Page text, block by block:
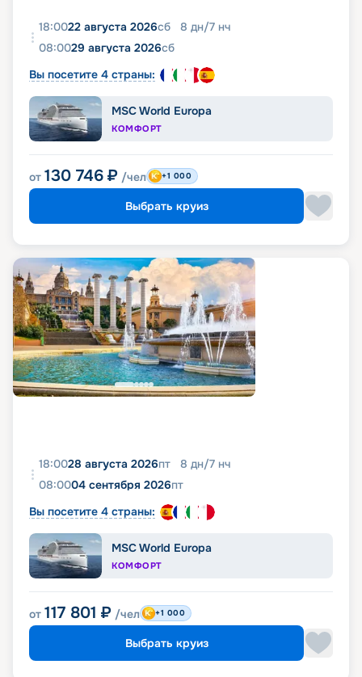
18:0022 августа 2026сб 8 дн/7 нч
08:0029 августа 2026сб
Вы посетите 4 страны:
MSC World Europa
КОМФОРТ
от 130 746 ₽ /чел +1 000
Выбрать круиз
18:0028 августа 2026пт 8 дн/7 нч
08:0004 сентября 2026пт
Вы посетите 4 страны:
MSC World Europa
КОМФОРТ
от 117 801 ₽ /чел +1 000
Выбрать круиз